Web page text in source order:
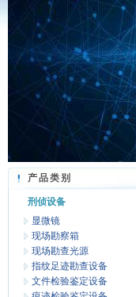
产品类别
刑侦设备
显微镜
现场勘察箱
现场勘查光源
指纹足迹勘查设备
文件检验鉴定设备